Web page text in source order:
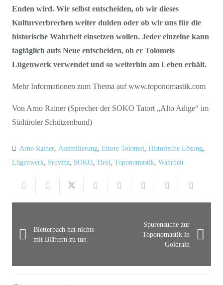
Enden wird. Wir selbst entscheiden, ob wir dieses
Kulturverbrechen weiter dulden oder ob wir uns für die
historische Wahrheit einsetzen wollen. Jeder einzelne kann
tagtäglich aufs Neue entscheiden, ob er Tolomeis
Lügenwerk verwendet und so weiterhin am Leben erhält.
Mehr Informationen zum Thema auf www.toponomastik.com
Von Arno Rainer (Sprecher der SOKO Tatort „Alto Adige“ im
Südtiroler Schützenbund)
Arno Rainer, Assimilierung, Ettore Tolomei Historische Lösung,
Lügenwerk Provinz SOKO Tirol Toponomastik Wahrheit
Bletterbach hat nichts
mit Blättern zu tun
Spurensuche zur
Toponomastik in
Goldrain